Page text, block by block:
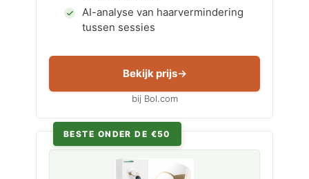
AI-analyse van haarvermindering
tussen sessies
Bekijk prijs
bij Bol.com
BESTE ONDER DE €50